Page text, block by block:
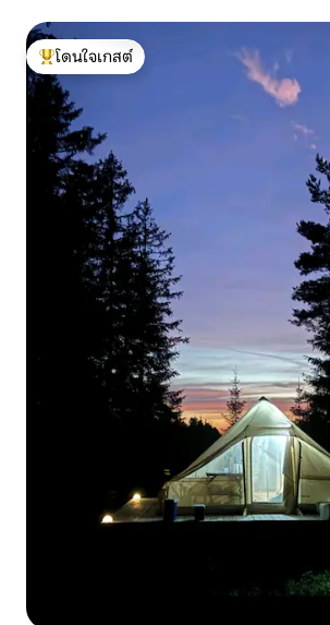
โดนใจเกสต์ที่สุด
โดนใจเกสต์